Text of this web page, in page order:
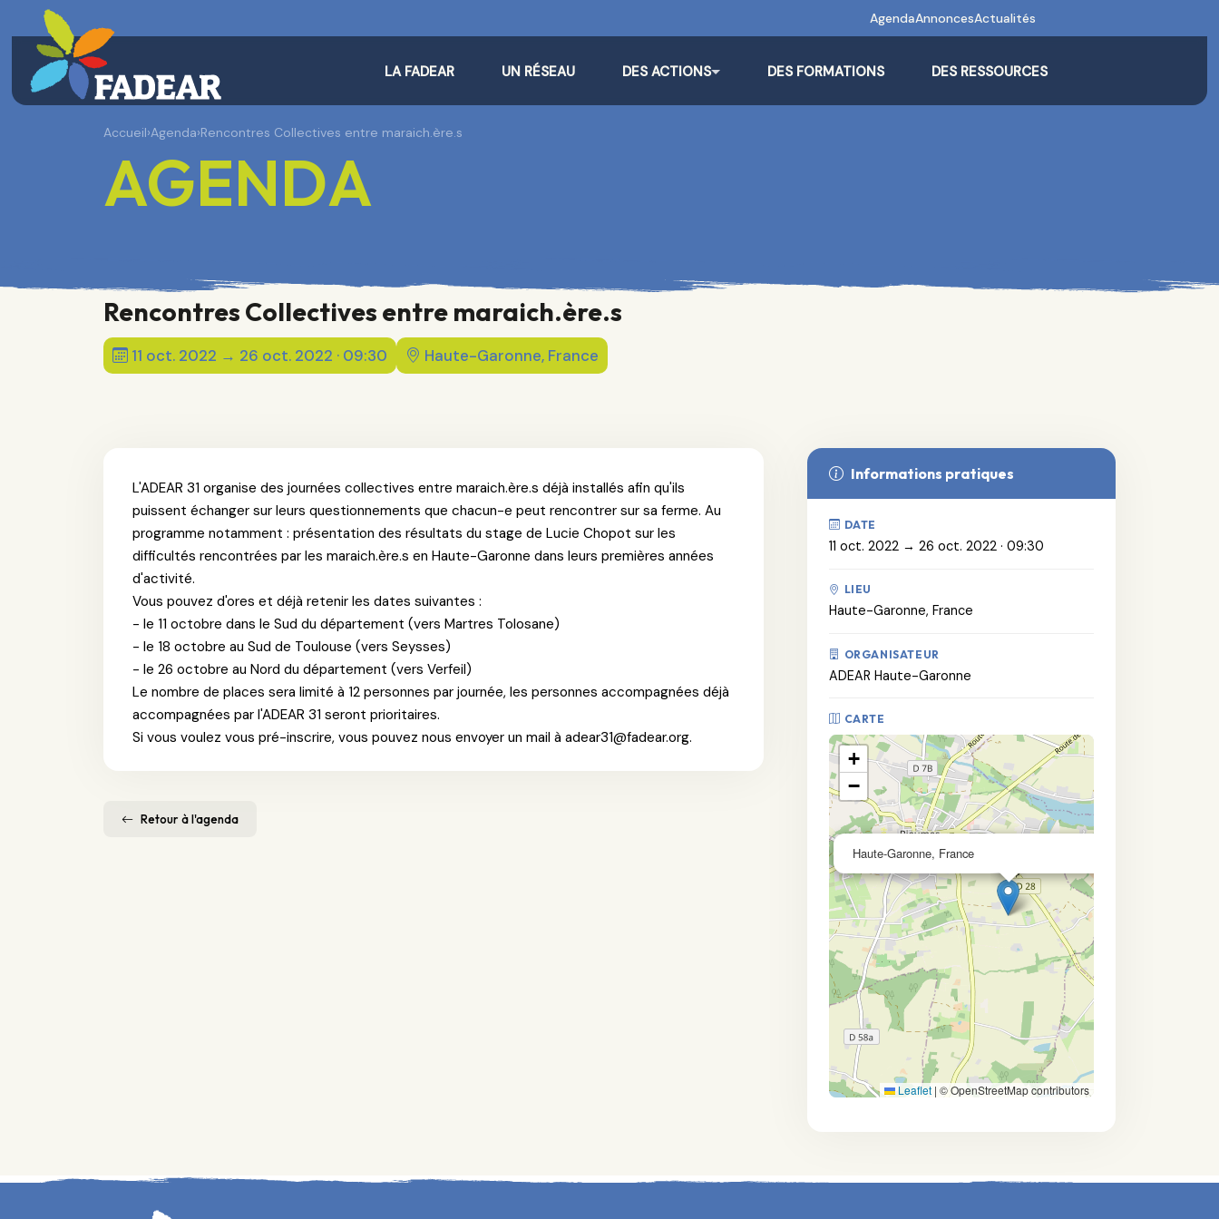
AgendaAnnoncesActualités
LA FADEAR UN RÉSEAU DES ACTIONS DES FORMATIONS DES RESSOURCES
Accueil›Agenda›Rencontres Collectives entre maraich.ère.s
AGENDA
Rencontres Collectives entre maraich.ère.s
11 oct. 2022 → 26 oct. 2022 · 09:30 Haute-Garonne, France
L'ADEAR 31 organise des journées collectives entre maraich.ère.s déjà installés afin qu'ils
puissent échanger sur leurs questionnements que chacun-e peut rencontrer sur sa ferme. Au
programme notamment : présentation des résultats du stage de Lucie Chopot sur les
difficultés rencontrées par les maraich.ère.s en Haute-Garonne dans leurs premières années
d'activité.
Vous pouvez d'ores et déjà retenir les dates suivantes :
- le 11 octobre dans le Sud du département (vers Martres Tolosane)
- le 18 octobre au Sud de Toulouse (vers Seysses)
- le 26 octobre au Nord du département (vers Verfeil)
Le nombre de places sera limité à 12 personnes par journée, les personnes accompagnées déjà
accompagnées par l'ADEAR 31 seront prioritaires.
Si vous voulez vous pré-inscrire, vous pouvez nous envoyer un mail à adear31@fadear.org.
Retour à l'agenda
Informations pratiques
DATE
11 oct. 2022 → 26 oct. 2022 · 09:30
LIEU
Haute-Garonne, France
ORGANISATEUR
ADEAR Haute-Garonne
CARTE
Haute-Garonne, France
+
−
Leaflet | © OpenStreetMap contributors